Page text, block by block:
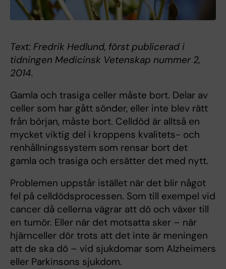
Text: Fredrik Hedlund, först publicerad i
tidningen Medicinsk Vetenskap nummer 2,
2014.
Gamla och trasiga celler måste bort. Delar av
celler som har gått sönder, eller inte blev rätt
från början, måste bort. Celldöd är alltså en
mycket viktig del i kroppens kvalitets- och
renhållningssystem som rensar bort det
gamla och trasiga och ersätter det med nytt.
Problemen uppstår istället när det blir något
fel på celldödsprocessen. Som till exempel vid
cancer då cellerna vägrar att dö och växer till
en tumör. Eller när det motsatta sker – när
hjärnceller dör trots att det inte är meningen
att de ska dö – vid sjukdomar som Alzheimers
eller Parkinsons sjukdom.